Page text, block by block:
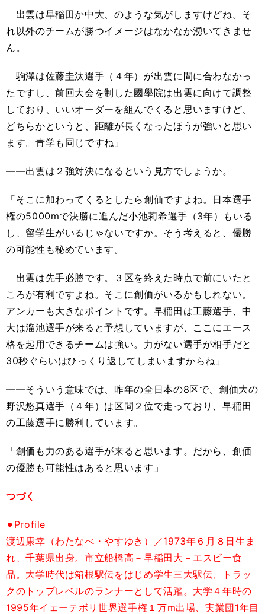
出雲は早稲田か中大、のような気がしますけどね。そ
れ以外のチームが勝つイメージはなかなか湧いてきませ
ん。
駒澤は佐藤圭汰選手（４年）が出雲に間に合わなかっ
たですし、前回大会を制した國學院は出雲に向けて調整
しており、いいオーダーを組んでくると思いますけど、
どちらかというと、距離が長くなったほうが強いと思い
ます。青学も同じですね」
――出雲は２強対決になるという見方でしょうか。
「そこに加わってくるとしたら創価ですよね。日本選手
権の5000mで決勝に進んだ小池莉希選手（3年）もいる
し、留学生がいるじゃないですか。そう考えると、優勝
の可能性も秘めています。
出雲は先手必勝です。３区を終えた時点で前にいたと
ころが有利ですよね。そこに創価がいるかもしれない。
アンカーも大きなポイントです。早稲田は工藤選手、中
大は溜池選手が来ると予想していますが、ここにエース
格を起用できるチームは強い。力がない選手が相手だと
30秒ぐらいはひっくり返してしまいますからね」
――そういう意味では、昨年の全日本の8区で、創価大の
野沢悠真選手（４年）は区間２位で走っており、早稲田
の工藤選手に勝利しています。
「創価も力のある選手が来ると思います。だから、創価
の優勝も可能性はあると思います」
つづく
⚫︎Profile
渡辺康幸（わたなべ・やすゆき）／1973年６月８日生ま
れ、千葉県出身。市立船橋高－早稲田大－エスビー食
品。大学時代は箱根駅伝をはじめ学生三大駅伝、トラッ
クのトップレベルのランナーとして活躍。大学４年時の
1995年イェーテボリ世界選手権１万m出場、実業団1年目